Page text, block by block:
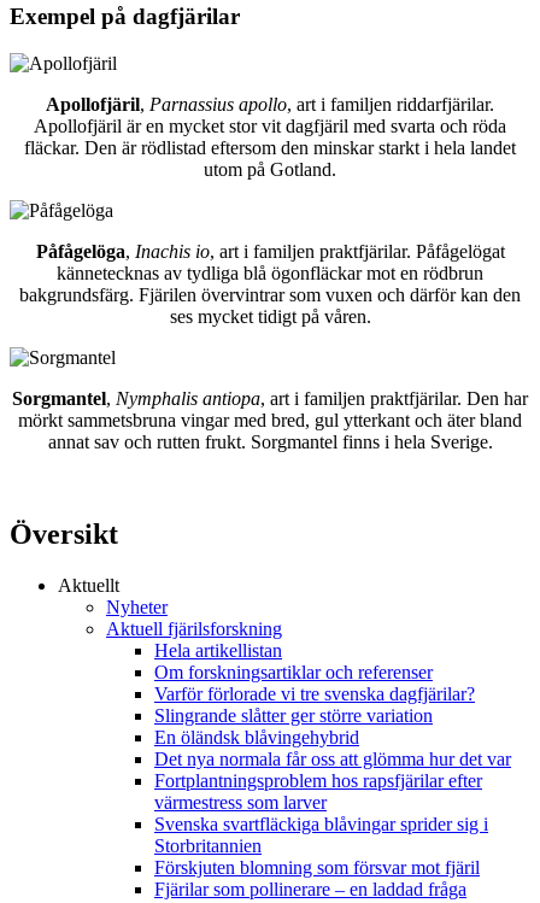
Exempel på dagfjärilar
Apollofjäril, Parnassius apollo, art i familjen riddarfjärilar.
Apollofjäril är en mycket stor vit dagfjäril med svarta och röda
fläckar. Den är rödlistad eftersom den minskar starkt i hela landet
utom på Gotland.
Påfågelöga, Inachis io, art i familjen praktfjärilar. Påfågelögat
kännetecknas av tydliga blå ögonfläckar mot en rödbrun
bakgrundsfärg. Fjärilen övervintrar som vuxen och därför kan den
ses mycket tidigt på våren.
Sorgmantel, Nymphalis antiopa, art i familjen praktfjärilar. Den har
mörkt sammetsbruna vingar med bred, gul ytterkant och äter bland
annat sav och rutten frukt. Sorgmantel finns i hela Sverige.
Översikt
Aktuellt
Nyheter
Aktuell fjärilsforskning
Hela artikellistan
Om forskningsartiklar och referenser
Varför förlorade vi tre svenska dagfjärilar?
Slingrande slåtter ger större variation
En öländsk blåvingehybrid
Det nya normala får oss att glömma hur det var
Fortplantningsproblem hos rapsfjärilar efter
värmestress som larver
Svenska svartfläckiga blåvingar sprider sig i
Storbritannien
Förskjuten blomning som försvar mot fjäril
Fjärilar som pollinerare – en laddad fråga